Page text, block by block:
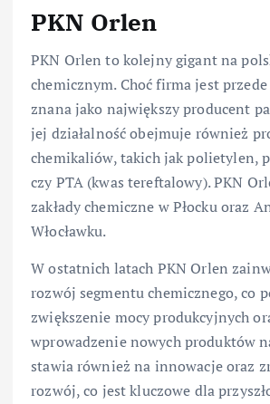
PKN Orlen
PKN Orlen to kolejny gigant na
chemicznym. Choć firma jest
znana jako największy producent
jej działalność obejmuje również
chemikaliów, takich jak polietylen,
czy PTA (kwas tereftalowy). PKN
zakłady chemiczne w Płocku oraz
Włocławku.
W ostatnich latach PKN Orlen
rozwój segmentu chemicznego, co
zwiększenie mocy produkcyjnych
wprowadzenie nowych produktów
stawia również na innowacje oraz
rozwój, co jest kluczowe dla